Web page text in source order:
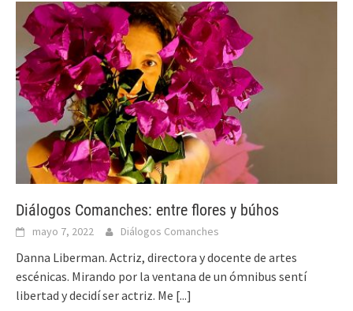
Diálogos Comanches: entre flores y búhos
mayo 7, 2022 Diálogos Comanches
Danna Liberman. Actriz, directora y docente de artes
escénicas. Mirando por la ventana de un ómnibus sentí
libertad y decidí ser actriz. Me [...]